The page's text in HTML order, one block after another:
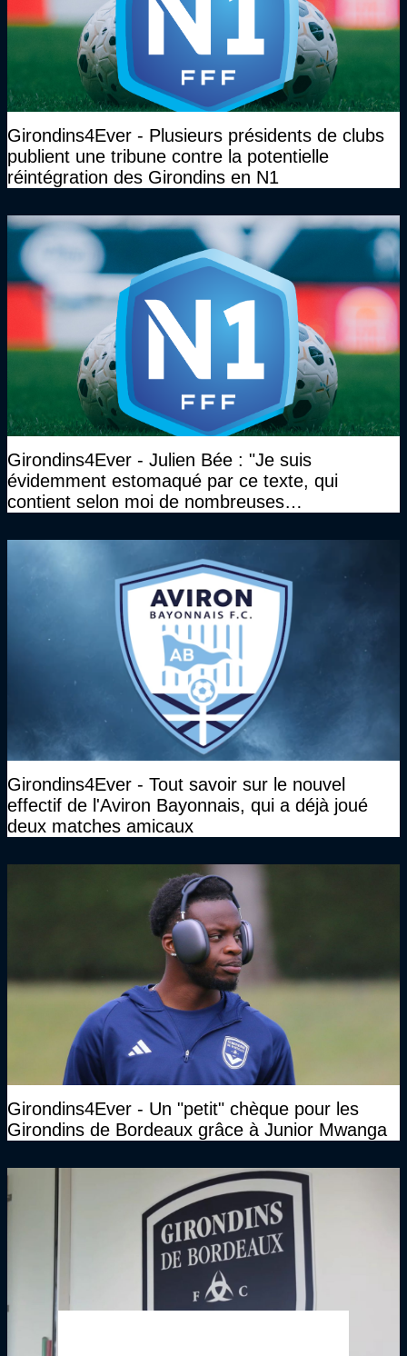
Girondins4Ever - Plusieurs présidents de clubs
publient une tribune contre la potentielle
réintégration des Girondins en N1
Girondins4Ever - Julien Bée : "Je suis
évidemment estomaqué par ce texte, qui
contient selon moi de nombreuses
plan juridique"
Girondins4Ever - Tout savoir sur le nouvel
effectif de l'Aviron Bayonnais, qui a déjà joué
deux matches amicaux
Girondins4Ever - Un "petit" chèque pour les
Girondins de Bordeaux grâce à Junior Mwanga